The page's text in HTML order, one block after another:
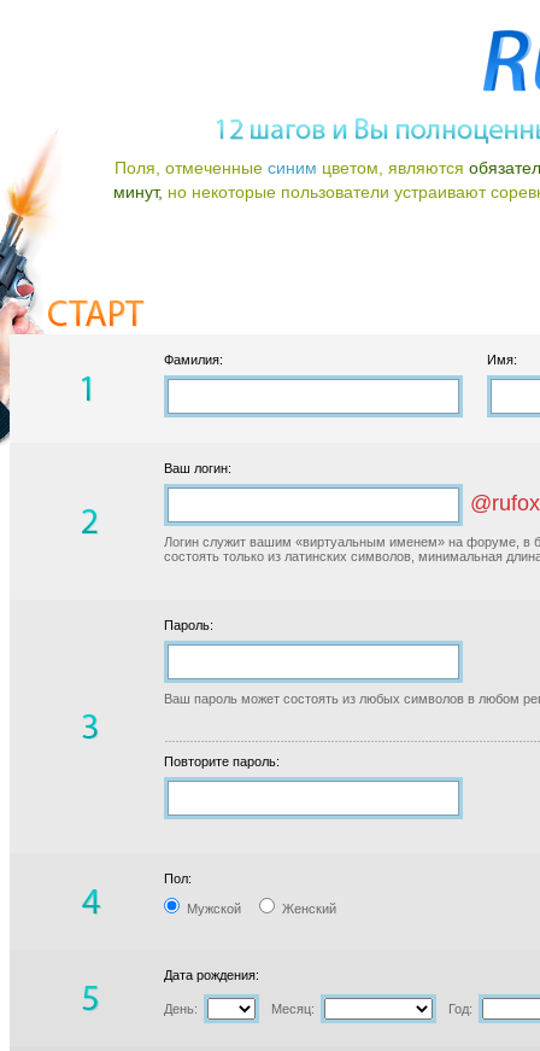
Поля, отмеченные синим цветом, являются
минут, но некоторые пользователи устраивают
Фамилия: Имя:
Ваш логин:
Логин служит вашим «виртуальным именем» на форуме, в
состоять только из латинских символов, минимальная
Пароль:
Ваш пароль может состоять из любых символов в любом
Повторите пароль:
Пол:
Мужской Женский
Дата рождения:
День: Месяц: Год: